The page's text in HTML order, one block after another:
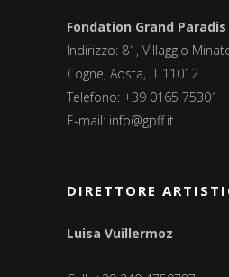
Fondation Grand Paradis
Indirizzo: 81, Villaggio
Cogne, Aosta, IT 11012
Telefono: +39 0165 75301
E-mail: info@gpff.it
DIRETTORE
Luisa Vuillermoz